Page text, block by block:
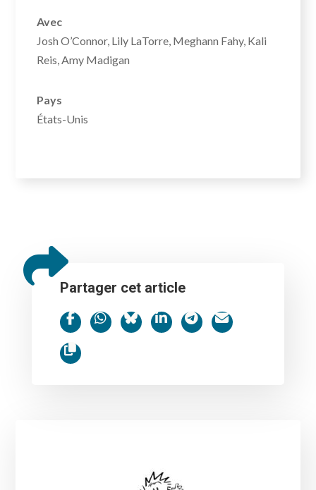
Avec
Josh O’Connor, Lily LaTorre, Meghann Fahy, Kali
Reis, Amy Madigan
Pays
États-Unis
Partager cet article